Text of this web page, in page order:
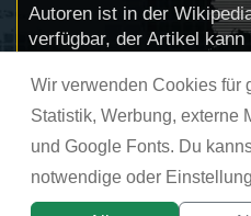
Wir verwenden Cookies für
Statistik, Werbung, externe
und Google Fonts. Du
notwendige oder
Autoren ist in der
verfügbar, der Artikel kann
zum Lizenzstatus
(etwa Bilder oder Videos)
durch Anklicken dieser
© chemie-